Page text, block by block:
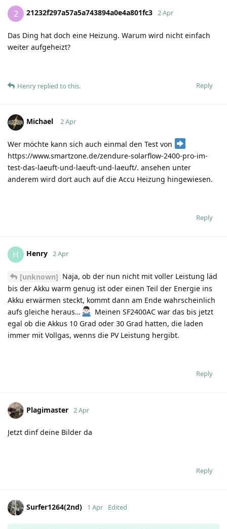
2 21232f297a57a5a743894a0e4a801fc3 2 Apr
Das Ding hat doch eine Heizung. Warum wird nicht einfach
weiter aufgeheizt?
Reply
Henry replied to this.
Michael 2 Apr
Wer möchte kann sich auch einmal den Test von
https://www.smartzone.de/zendure-solarflow-2400-pro-im-
test-das-laeuft-und-laeuft-und-laeuft/. ansehen unter
anderem wird dort auch auf die Accu Heizung hingewiesen.
Reply
H Henry 2 Apr
[unknown] Naja, ob der nun nicht mit voller Leistung läd
bis der Akku warm genug ist oder einen Teil der Energie ins
Akku erwärmen steckt, kommt dann am Ende wahrscheinlich
aufs gleiche heraus…
Meinen SF2400AC war das bis jetzt
egal ob die Akkus 10 Grad oder 30 Grad hatten, die laden
immer mit Vollgas, wenns die PV Leistung hergibt.
Reply
Plagimaster 2 Apr
Jetzt dinf deine Bilder da
Reply
Surfer1264(2nd) 1 Apr Edited